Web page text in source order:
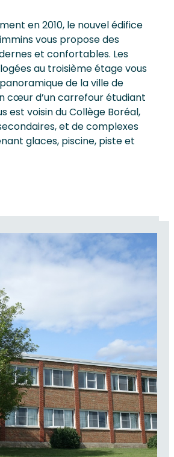
en 2010, le nouvel édifice
vous propose des
et confortables. Les
au troisième étage vous
de la ville de
cœur d’un carrefour étudiant
est voisin du Collège Boréal,
et de complexes
glaces, piscine, piste et